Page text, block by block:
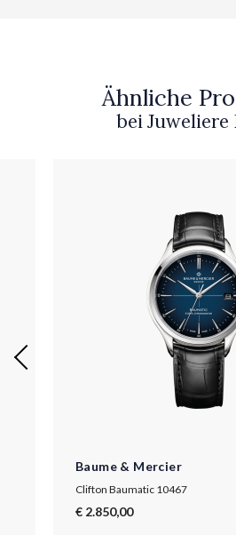
Ähnliche
bei
Baume & Mercier
Clifton Baumatic 10467
€ 2.850,00